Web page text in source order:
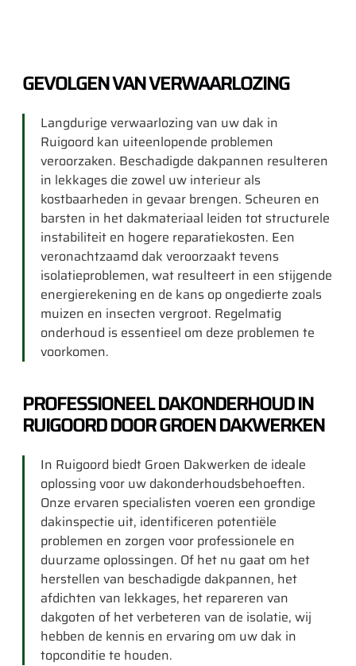
GEVOLGEN VAN VERWAARLOZING
Langdurige verwaarlozing van uw dak in
Ruigoord kan uiteenlopende problemen
veroorzaken. Beschadigde dakpannen resulteren
in lekkages die zowel uw interieur als
kostbaarheden in gevaar brengen. Scheuren en
barsten in het dakmateriaal leiden tot structurele
instabiliteit en hogere reparatiekosten. Een
veronachtzaamd dak veroorzaakt tevens
isolatieproblemen, wat resulteert in een stijgende
energierekening en de kans op ongedierte zoals
muizen en insecten vergroot. Regelmatig
onderhoud is essentieel om deze problemen te
voorkomen.
PROFESSIONEEL DAKONDERHOUD IN
RUIGOORD DOOR GROEN DAKWERKEN
In Ruigoord biedt Groen Dakwerken de ideale
oplossing voor uw dakonderhoudsbehoeften.
Onze ervaren specialisten voeren een grondige
dakinspectie uit, identificeren potentiële
problemen en zorgen voor professionele en
duurzame oplossingen. Of het nu gaat om het
herstellen van beschadigde dakpannen, het
afdichten van lekkages, het repareren van
dakgoten of het verbeteren van de isolatie, wij
hebben de kennis en ervaring om uw dak in
topconditie te houden.